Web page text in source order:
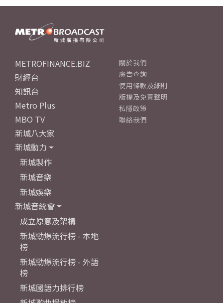
METROFINANCE.BIZ
財經台
知訊台
Metro Plus
MBO TV
新城八大家
新城動力
新城製作
新城音樂
新城娛樂
新城音統會
成立原意及架構
新城勁爆流行榜 - 本地
榜
新城勁爆流行榜 - 外語
榜
新城國語力排行榜
關於我們
廣告查詢
使用條款及細則
版權及免責聲明
私隱政策
聯絡我們